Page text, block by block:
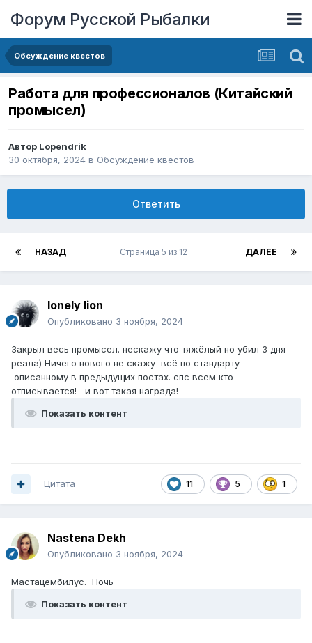
Форум Русской Рыбалки
Обсуждение квестов
Работа для профессионалов (Китайский
промысел)
Автор Lopendrik
30 октября, 2024 в Обсуждение квестов
Ответить
НАЗАД ДАЛЕЕ
Страница 5 из 12
lonely lion
Опубликовано 3 ноября, 2024
Закрыл весь промысел. нескажу что тяжёлый но убил 3 дня
реала) Ничего нового не скажу всё по стандарту
описанному в предыдущих постах. спс всем кто
отписывается! и вот такая награда!
Показать контент
11 5 1
Цитата
Nastena Dekh
Опубликовано 3 ноября, 2024
Мастацембилус. Ночь
Показать контент